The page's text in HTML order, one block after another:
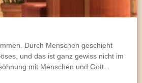
Durch Menschen geschieht
und das ist ganz gewiss nicht im
mit Menschen und Gott...